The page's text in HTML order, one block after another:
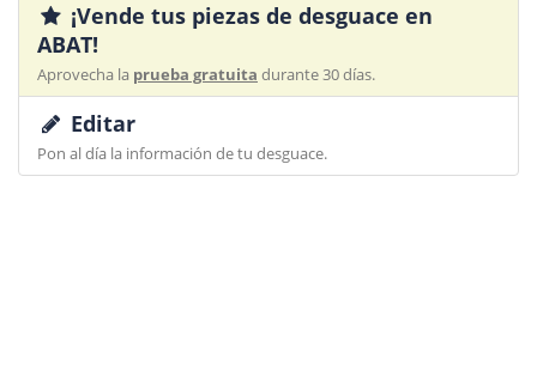
¡Vende tus piezas de desguace en
ABAT!
Aprovecha la prueba gratuita durante 30 días.
Editar
Pon al día la información de tu desguace.